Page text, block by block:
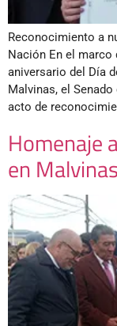
Reconocimiento a
Nación En el marco
aniversario del Día
Malvinas, el
acto de
Homenaje
en